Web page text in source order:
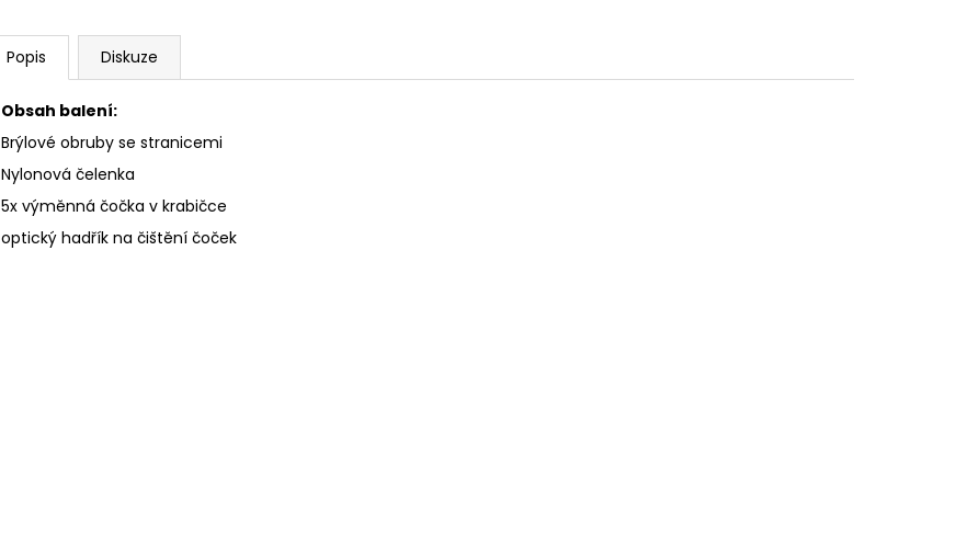
Popis Diskuze
Obsah balení:
Brýlové obruby se stranicemi
Nylonová čelenka
5x výměnná čočka v krabičce
optický hadřík na čištění čoček